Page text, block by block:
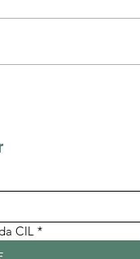
CIL *